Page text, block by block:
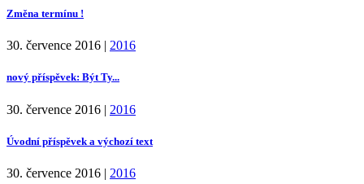
Změna termínu !
30. července 2016 | 2016
nový příspěvek: Být Ty...
30. července 2016 | 2016
Úvodní příspěvek a výchozí text
30. července 2016 | 2016